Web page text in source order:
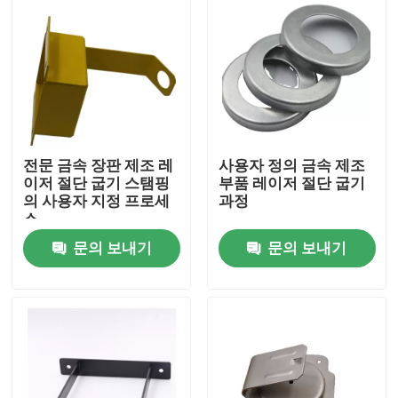
동영상
전문 금속 장판 제조 레
이저 절단 굽기 스탬핑
의 사용자 지정 프로세
스
문의 보내기
사용자 정의 금속 제조
부품 레이저 절단 굽기
과정
문의 보내기